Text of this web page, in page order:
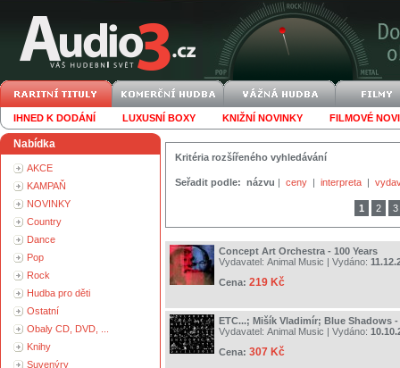
IHNED K DODÁNÍ LUXUSNÍ BOXY KNIŽNÍ NOVINKY FILMOVÉ
Nabídka
AKCE
KAMPAŇ
NOVINKY
Country
Dance
Pop
Rock
Hudba pro děti
Ostatní
Obaly CD, DVD, ...
Knihy
Suvenýry
Kritéria rozšířeného vyhledávání
Seřadit podle: názvu | ceny | interpreta |
1 2 3
Concept Art Orchestra - 100 Years
Vydavatel: Animal Music | Vydáno:
Cena: 219 Kč
ETC...; Mišík Vladimír; Blue Shadows -
Vydavatel: Animal Music | Vydáno:
Cena: 307 Kč